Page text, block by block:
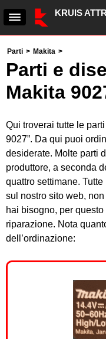
KRUIS
Parti > Makita >
Parti e
Makita
Qui troverai tutte le
9027”. Da qui puoi
desiderate. Molte parti
produttore, a seconda
quattro settimane.
sul nostro sito web,
hai bisogno, per
riparazione. Nota
dell’ordinazione: